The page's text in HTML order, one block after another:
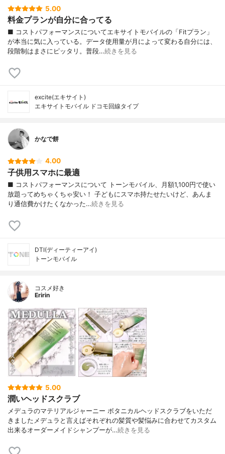
5.00
料金プランが自分に合ってる
■ コストパフォーマンスについてエキサイトモバイルの「Fitプラン」
が本当に気に入っている。データ使用量が月によって変わる自分には、
段階制はまさにピッタリ。普段…続きを見る
excite(エキサイト)
エキサイトモバイル ドコモ回線タイプ
かなで餅
4.00
子供用スマホに最適
■ コストパフォーマンスについて トーンモバイル、月額1,100円で使い
放題ってめちゃくちゃ安い！ 子どもにスマホ持たせたいけど、あんま
り通信費かけたくなかった…続きを見る
DTI(ディーティーアイ)
トーンモバイル
コスメ好き
Eririn
5.00
潤いヘッドスクラブ
メデュラのマテリアルジャーニー ボタニカルヘッドスクラブをいただ
きましたメデュラと言えばそれぞれの髪質や髪悩みに合わせてカスタム
出来るオーダーメイドシャンプーが…続きを見る